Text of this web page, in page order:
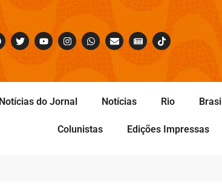
Notícias do Jornal Notícias Rio Brasil
Colunistas Edições Impressas